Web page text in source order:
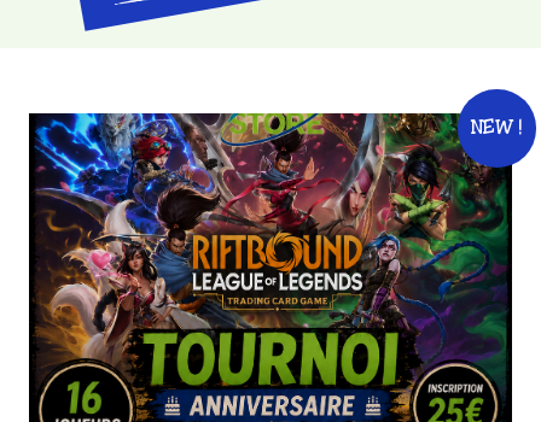
Exploration"
de
booster
(24)
Booster
Collector
NEW !